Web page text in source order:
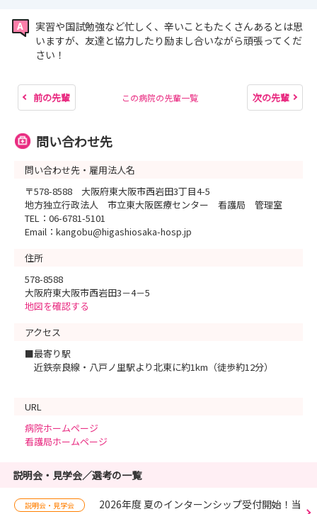
実習や国試勉強など忙しく、辛いこともたくさんあるとは思
いますが、友達と協力したり励まし合いながら頑張ってくだ
さい！
前の先輩 この病院の先輩一覧 次の先輩
問い合わせ先
問い合わせ先・雇用法人名
〒578-8588 大阪府東大阪市西岩田3丁目4-5
地方独立行政法人 市立東大阪医療センター 看護局 管理室
TEL：06-6781-5101
Email：kangobu@higashiosaka-hosp.jp
住所
578-8588
大阪府東大阪市西岩田3－4－5
地図を確認する
アクセス
■最寄り駅
近鉄奈良線・八戸ノ里駅より北東に約1km（徒歩約12分）
URL
病院ホームページ
看護局ホームページ
説明会・見学会／選考の一覧
説明会・見学会
2026年度 夏のインターンシップ受付開始！当